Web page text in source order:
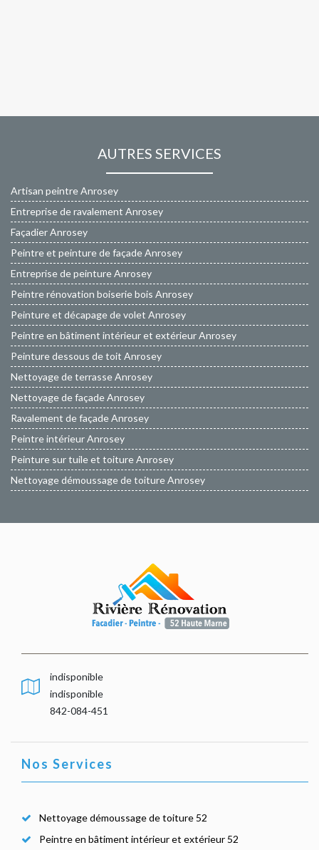
AUTRES SERVICES
Artisan peintre Anrosey
Entreprise de ravalement Anrosey
Façadier Anrosey
Peintre et peinture de façade Anrosey
Entreprise de peinture Anrosey
Peintre rénovation boiserie bois Anrosey
Peinture et décapage de volet Anrosey
Peintre en bâtiment intérieur et extérieur Anrosey
Peinture dessous de toit Anrosey
Nettoyage de terrasse Anrosey
Nettoyage de façade Anrosey
Ravalement de façade Anrosey
Peintre intérieur Anrosey
Peinture sur tuile et toiture Anrosey
Nettoyage démoussage de toiture Anrosey
indisponible
indisponible
842-084-451
Nos Services
Nettoyage démoussage de toiture 52
Peintre en bâtiment intérieur et extérieur 52